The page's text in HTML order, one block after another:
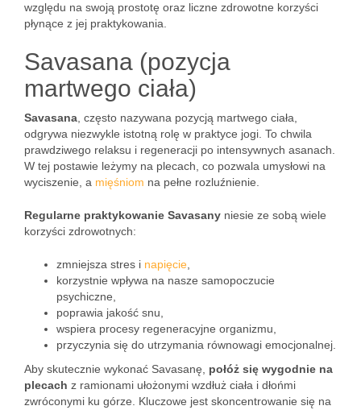
względu na swoją prostotę oraz liczne zdrowotne korzyści
płynące z jej praktykowania.
Savasana (pozycja
martwego ciała)
Savasana , często nazywana pozycją martwego ciała,
odgrywa niezwykle istotną rolę w praktyce jogi. To chwila
prawdziwego relaksu i regeneracji po intensywnych asanach.
W tej postawie leżymy na plecach, co pozwala umysłowi na
wyciszenie, a mięśniom na pełne rozluźnienie.
Regularne praktykowanie Savasany niesie ze sobą wiele
korzyści zdrowotnych:
zmniejsza stres i napięcie
korzystnie wpływa na nasze samopoczucie
psychiczne,
poprawia jakość snu,
wspiera procesy regeneracyjne organizmu,
przyczynia się do utrzymania równowagi emocjonalnej.
Aby skutecznie wykonać Savasanę, połóż się wygodnie na
plecach z ramionami ułożonymi wzdłuż ciała i dłońmi
zwróconymi ku górze. Kluczowe jest skoncentrowanie się na